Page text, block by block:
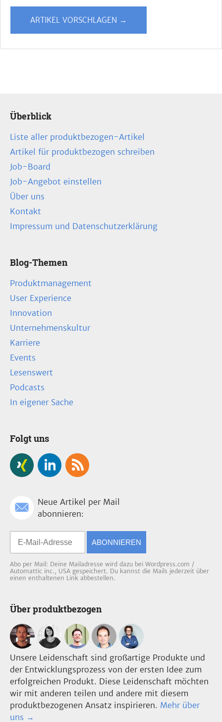
ARTIKEL VORSCHLAGEN →
Überblick
Liste aller produktbezogen-Artikel
Artikel für produktbezogen schreiben
Job-Board
Job-Angebot einstellen
Über uns
Kontakt
Impressum und Datenschutzerklärung
Blog-Themen
Produktmanagement
User Experience
Innovation
Unternehmenskultur
Karriere
Events
Lesenswert
Podcasts
In eigener Sache
Folgt uns
Neue Artikel per Mail
abonnieren:
ABONNIEREN
Abo per Mail: Deine Mailadresse wird dazu bei Wordpress.com /
Automattic inc., USA gespeichert. Du kannst die Mails jederzeit über
einen enthaltenen Link abbestellen.
Über produktbezogen
Unsere Leidenschaft sind großartige Produkte und
der Entwicklungsprozess von der ersten Idee zum
erfolgreichen Produkt. Diese Leidenschaft möchten
wir mit anderen teilen und andere mit diesem
produktbezogenen Ansatz inspirieren. Mehr über
uns →